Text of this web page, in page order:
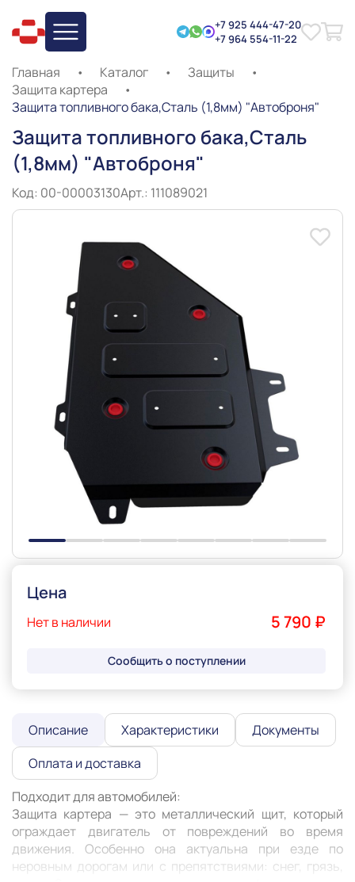
+7 925 444-47-20
+7 964 554-11-22
Главная • Каталог • Защиты
•
Защита картера
•
Защита топливного бака,Сталь (1,8мм) "Автоброня"
Защита топливного бака,Сталь
(1,8мм) "Автоброня"
Код: 00-00003130Арт.: 111089021
Slide 1 of 8
Цена
Нет в наличии 5 790 ₽
Сообщить о поступлении
Описание Характеристики
Документы
Оплата и доставка
Подходит для автомобилей:
Защита картера — это металлический щит, который
ограждает двигатель от повреждений во время
движения. Особенно она актуальна при езде по
неровным дорогам или с препятствиями: снег, грязь,